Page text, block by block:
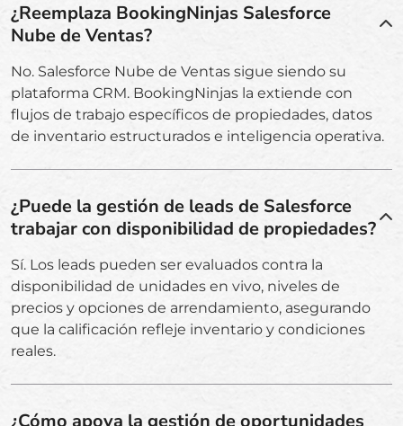
¿Reemplaza BookingNinjas Salesforce
Nube de Ventas?
No. Salesforce Nube de Ventas sigue siendo su
plataforma CRM. BookingNinjas la extiende con
flujos de trabajo específicos de propiedades, datos
de inventario estructurados e inteligencia operativa.
¿Puede la gestión de leads de Salesforce
trabajar con disponibilidad de propiedades?
Sí. Los leads pueden ser evaluados contra la
disponibilidad de unidades en vivo, niveles de
precios y opciones de arrendamiento, asegurando
que la calificación refleje inventario y condiciones
reales.
¿Cómo apoya la gestión de oportunidades